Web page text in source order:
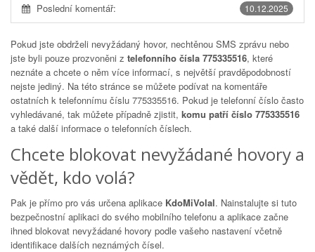
10.12.2025
Poslední komentář:
Pokud jste obdrželi nevyžádaný hovor, nechtěnou SMS zprávu nebo
jste byli pouze prozvoněni z telefonního čísla 775335516, které
neznáte a chcete o něm více informací, s největší pravděpodobností
nejste jediný. Na této stránce se můžete podívat na komentáře
ostatních k telefonnímu číslu 775335516. Pokud je telefonní číslo často
vyhledávané, tak můžete případně zjistit, komu patří číslo 775335516
a také další informace o telefonních číslech.
Chcete blokovat nevyžádané hovory a
vědět, kdo volá?
Pak je přímo pro vás určena aplikace KdoMiVolal. Nainstalujte si tuto
bezpečnostní aplikaci do svého mobilního telefonu a aplikace začne
ihned blokovat nevyžádané hovory podle vašeho nastavení včetně
identifikace dalších neznámých čísel.